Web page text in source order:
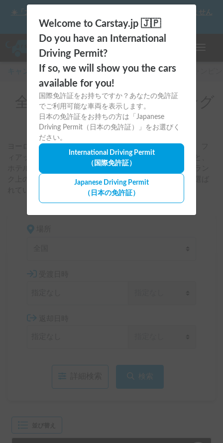
Welcome to Carstay.jp 🇯🇵
Do you have an International
Driving Permit?
If so, we will show you the cars
available for you!
国際免許証をお持ちですか？あなたの免許証
でご利用可能な車両を表示します。
日本の免許証をお持ちの方は「Japanese
Driving Permit（日本の免許証）」をお選びく
ださい。
International Driving Permit
（国際免許証）
Japanese Driving Permit
（日本の免許証）
☀️「大曲の花火」をキャンピングカーで最高の思い出にしません
か？
キャンピングカー・車中泊スポット予約はCarstay
全国のレンタルキャンピング
カー(ADRIA)
ヨーロッパを代表する高級ブランドADRIA（アドリア）。フ
ィアット・デュカトをベースにした洗練されたデザインと、
ホテルのスイートルームのような内装が特徴です。ワンラン
ク上の優雅な旅を楽しみたい、贅沢な時間を求める方に選ば
検索